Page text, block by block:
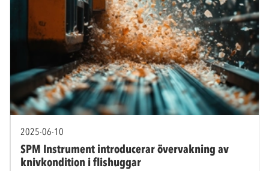
2025-06-10
SPM Instrument introducerar övervakning av
knivkondition i flishuggar